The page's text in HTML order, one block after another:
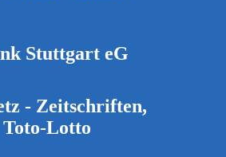
Stuttgart eG
- Zeitschriften,
Toto-Lotto